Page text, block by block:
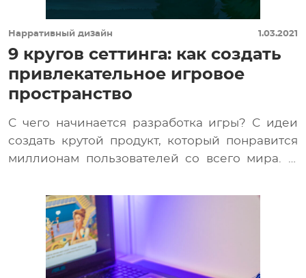
Нарративный дизайн 1.03.2021
9 кругов сеттинга: как создать
привлекательное игровое
пространство
С чего начинается разработка игры? С идеи
создать крутой продукт, который понравится
миллионам пользователей со всего мира. И